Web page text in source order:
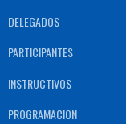
DELEGADOS
PARTICIPANTES
INSTRUCTIVOS
PROGRAMACION